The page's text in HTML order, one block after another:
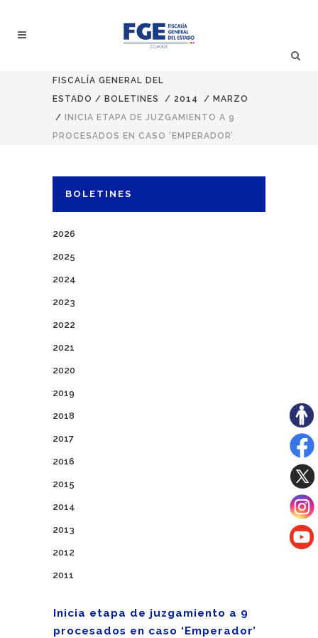
FISCALÍA GENERAL DEL
ESTADO / BOLETINES / 2014 / MARZO
/
INICIA ETAPA DE JUZGAMIENTO A 9
PROCESADOS EN CASO ‘EMPERADOR’
BOLETINES
2026
2025
2024
2023
2022
2021
2020
2019
2018
2017
2016
2015
2014
2013
2012
2011
Inicia etapa de juzgamiento a 9
procesados en caso ‘Emperador’